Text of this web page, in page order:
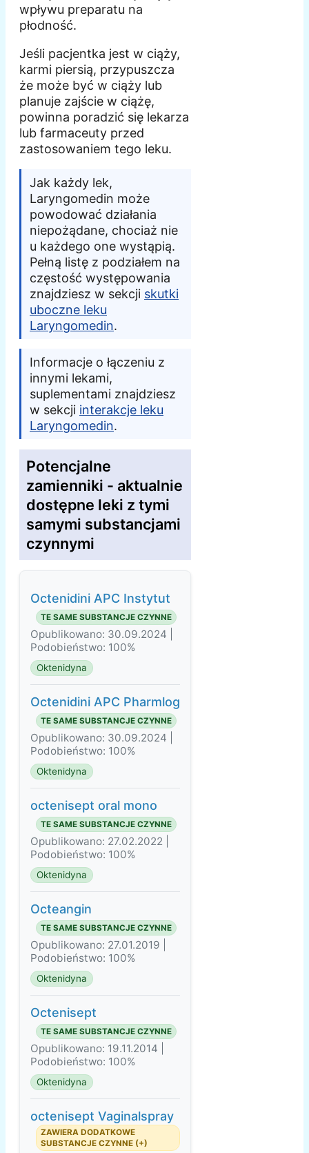
wpływu preparatu na
płodność.
Jeśli pacjentka jest w ciąży,
karmi piersią, przypuszcza
że może być w ciąży lub
planuje zajście w ciążę,
powinna poradzić się lekarza
lub farmaceuty przed
zastosowaniem tego leku.
Jak każdy lek,
Laryngomedin może
powodować działania
niepożądane, chociaż nie
u każdego one wystąpią.
Pełną listę z podziałem na
częstość występowania
znajdziesz w sekcji skutki
uboczne leku
Laryngomedin.
Informacje o łączeniu z
innymi lekami,
suplementami znajdziesz
w sekcji interakcje leku
Laryngomedin.
Potencjalne
zamienniki - aktualnie
dostępne leki z tymi
samymi substancjami
czynnymi
Octenidini APC Instytut
TE SAME SUBSTANCJE CZYNNE
Opublikowano: 30.09.2024 |
Podobieństwo: 100%
Oktenidyna
Octenidini APC Pharmlog
TE SAME SUBSTANCJE CZYNNE
Opublikowano: 30.09.2024 |
Podobieństwo: 100%
Oktenidyna
octenisept oral mono
TE SAME SUBSTANCJE CZYNNE
Opublikowano: 27.02.2022 |
Podobieństwo: 100%
Oktenidyna
Octeangin
TE SAME SUBSTANCJE CZYNNE
Opublikowano: 27.01.2019 |
Podobieństwo: 100%
Oktenidyna
Octenisept
TE SAME SUBSTANCJE CZYNNE
Opublikowano: 19.11.2014 |
Podobieństwo: 100%
Oktenidyna
octenisept Vaginalspray
ZAWIERA DODATKOWE
SUBSTANCJE CZYNNE (+)